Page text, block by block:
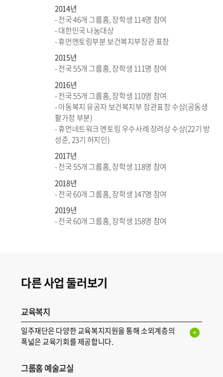
2014년
- 전국 46개 그룹홈, 장학생 114명 참여
- 대한민국 나눔대상
- 휴먼멘토링부분 보건복지부장관 표창
2015년
- 전국 55개 그룹홈, 장학생 111명 참여
2016년
- 전국 55개 그룹홈, 장학생 110명 참여
- 아동복지 유공자 보건복지부 장관표창 수상(공동생
활가정 부분)
- 휴먼네트워크 멘토링 우수사례 장려상 수상(22기 방
성준, 23기 허지인)
2017년
- 전국 55개 그룹홈, 장학생 118명 참여
2018년
- 전국 60개 그룹홈, 장학생 147명 참여
2019년
- 전국 60개 그룹홈, 장학생 158명 참여
다른 사업 둘러보기
교육복지
일주재단은 다양한 교육복지지원을 통해 소외계층의
폭넓은 교육기회를 제공합니다.
그룹홈 예술교실